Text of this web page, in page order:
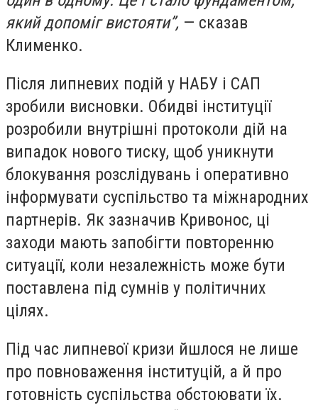
який допоміг вистояти”, — сказав
Клименко.
Після липневих подій у НАБУ і САП
зробили висновки. Обидві інституції
розробили внутрішні протоколи дій на
випадок нового тиску, щоб уникнути
блокування розслідувань і оперативно
інформувати суспільство та міжнародних
партнерів. Як зазначив Кривонос, ці
заходи мають запобігти повторенню
ситуації, коли незалежність може бути
поставлена під сумнів у політичних
цілях.
Під час липневої кризи йшлося не лише
про повноваження інституцій, а й про
готовність суспільства обстоювати їх.